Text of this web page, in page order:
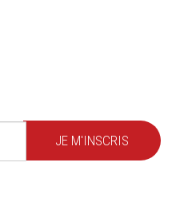
JE M'INSCRIS